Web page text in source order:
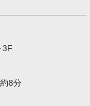
3F
8分